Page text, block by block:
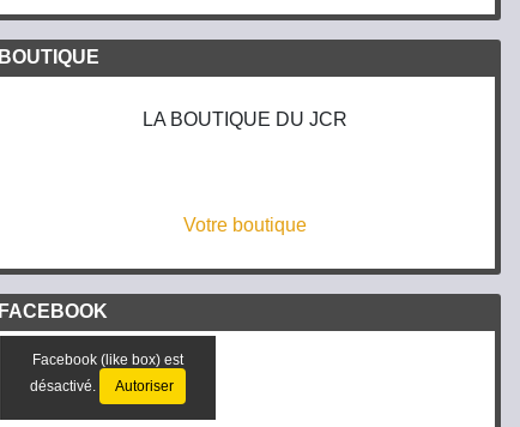
BOUTIQUE
LA BOUTIQUE DU JCR
Votre boutique
FACEBOOK
Facebook (like box) est
désactivé.
Autoriser